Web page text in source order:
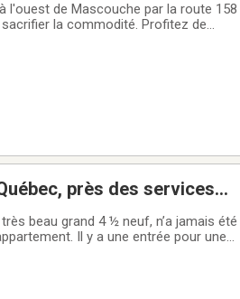
l'ouest de Mascouche par la route 158
la commodité. Profitez de
près des services
beau grand 4 ½ neuf, n’a jamais été
Il y a une entrée pour une